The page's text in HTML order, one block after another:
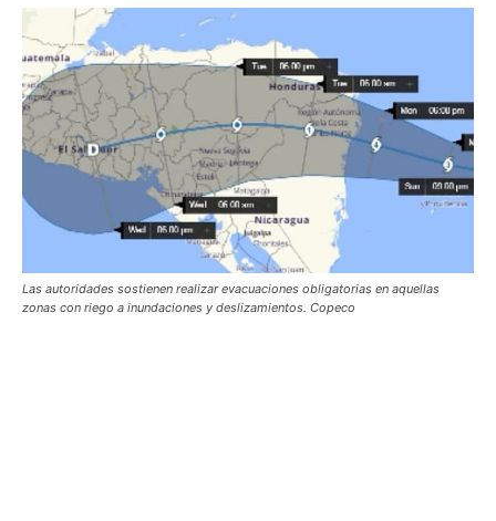
Las autoridades sostienen realizar evacuaciones obligatorias en aquellas
zonas con riego a inundaciones y deslizamientos. Copeco